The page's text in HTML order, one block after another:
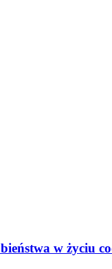
w życiu